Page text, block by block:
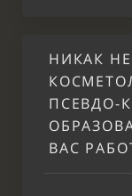
Депиляция
воском:
Депиляция
воском:
НИКАК
ПСЕВДО-
ВАС